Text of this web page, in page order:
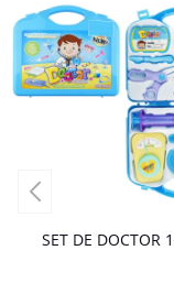
SET DE DOCTOR